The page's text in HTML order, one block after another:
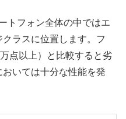
トフォン全体の中ではエ
ラスに位置します。フ
点以上）と比較すると劣
いては十分な性能を発